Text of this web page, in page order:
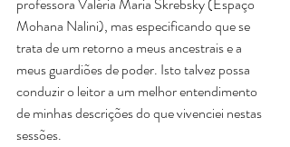
professora Valéria Maria Skrebsky (Espaço
Mohana Nalini), mas especificando que se
trata de um retorno a meus ancestrais e a
meus guardiões de poder. Isto talvez possa
conduzir o leitor a um melhor entendimento
de minhas descrições do que vivenciei nestas
sessões.